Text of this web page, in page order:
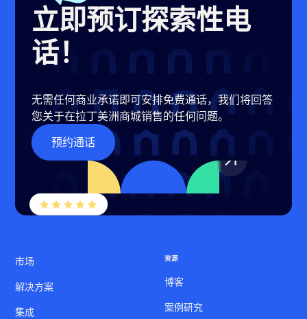
立即预订探索性电
话！
无需任何商业承诺即可安排免费通话，我们将回答
您关于在拉丁美洲商城销售的任何问题。
预约通话
市场
解决方案
集成
资源
博客
案例研究